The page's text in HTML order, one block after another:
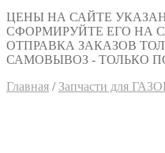
ЦЕНЫ НА САЙТЕ
СФОРМИРУЙТЕ ЕГО НА
ОТПРАВКА ЗАКАЗОВ
САМОВЫВОЗ - ТОЛЬКО
Главная / Запчасти для